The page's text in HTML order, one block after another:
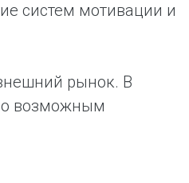
систем мотивации и
рынок. В
возможным